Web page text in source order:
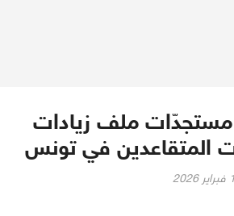
ملف زيادات
المتقاعدين في تونس